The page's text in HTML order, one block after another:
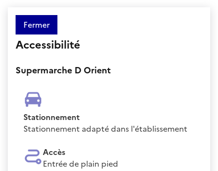
Fermer
Accessibilité
Supermarche D Orient
Stationnement
Stationnement adapté dans l'établissement
Accès
Entrée de plain pied